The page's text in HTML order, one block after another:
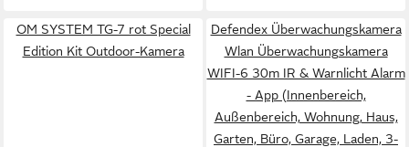
OM SYSTEM TG-7 rot Special
Edition Kit Outdoor-Kamera
Defendex Überwachungskamera
Wlan Überwachungskamera
WIFI-6 30m IR & Warnlicht Alarm
- App (Innenbereich,
Außenbereich, Wohnung, Haus,
Garten, Büro, Garage, Laden, 3-